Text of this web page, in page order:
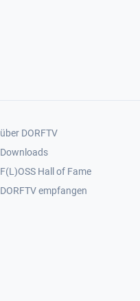
Footer 3
über DORFTV
Downloads
F(L)OSS Hall of Fame
Footer 4
DORFTV empfangen